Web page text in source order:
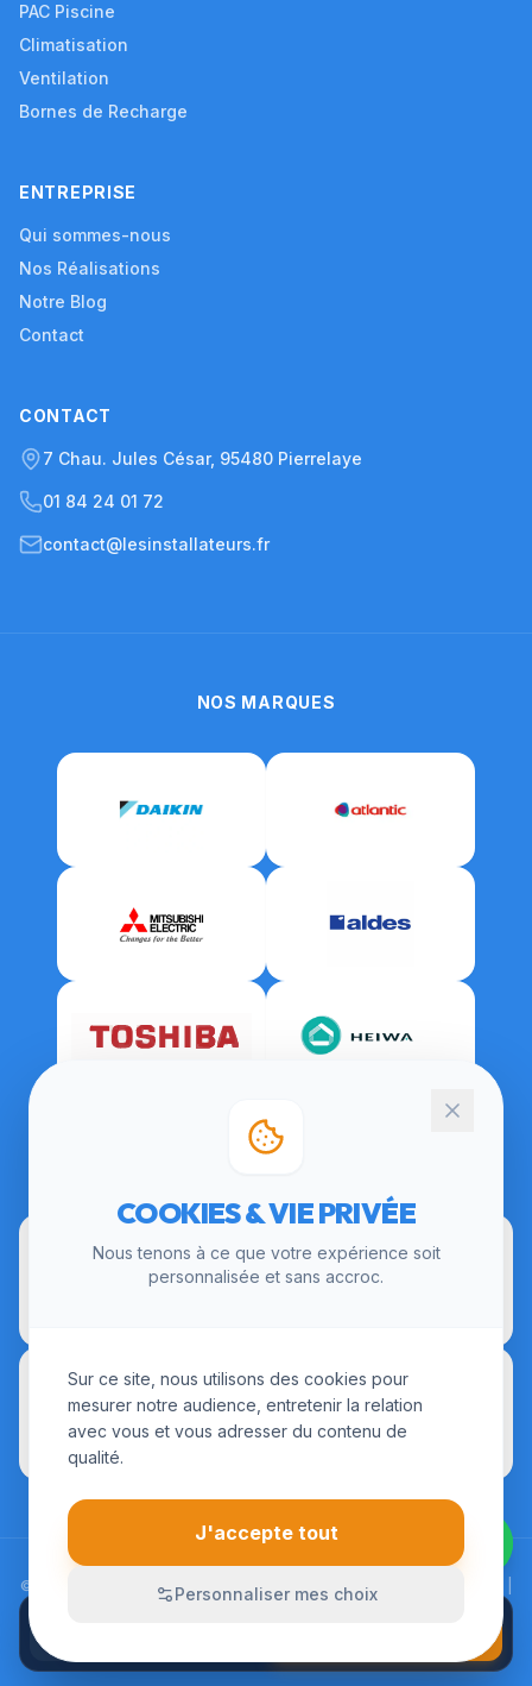
PAC Piscine
Climatisation
Ventilation
Bornes de Recharge
ENTREPRISE
Qui sommes-nous
Nos Réalisations
Notre Blog
Contact
CONTACT
7 Chau. Jules César, 95480 Pierrelaye
01 84 24 01 72
contact@lesinstallateurs.fr
NOS MARQUES
© 2026 LesInstallateurs.fr. Tous droits réservés. |
CGU |Politique de Confidentialité
COOKIES & VIE PRIVÉE
Nous tenons à ce que votre expérience soit
personnalisée et sans accroc.
Sur ce site, nous utilisons des cookies pour
mesurer notre audience, entretenir la relation
avec vous et vous adresser du contenu de
qualité.
J'accepte tout
Personnaliser mes choix